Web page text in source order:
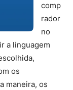
comp
rador
no
a linguagem
os
maneira, os